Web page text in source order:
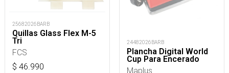
25682026BARB
Quillas Glass Flex M-5
Tri
FCS
$ 46.990
24482026BARB
Plancha Digital World
Cup Para Encerado
Maplus